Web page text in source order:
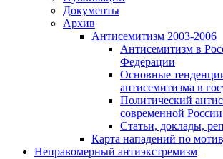
Документы
Архив
Антисемитизм 2003-2006
Антисемитизм в
Федерации
Основные
антисемитизма в
Политический
современной России
Статьи, доклады,
Карта нападений по
Неправомерный антиэкстремизм